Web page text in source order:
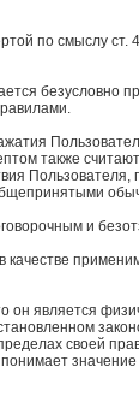
по смыслу ст.
безусловно
также
и
он является
своей